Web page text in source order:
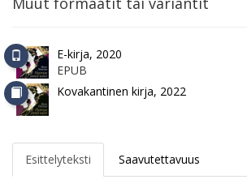
E-kirja, 2020
EPUB
Kovakantinen kirja, 2022
Esittelyteksti Saavutettavuus